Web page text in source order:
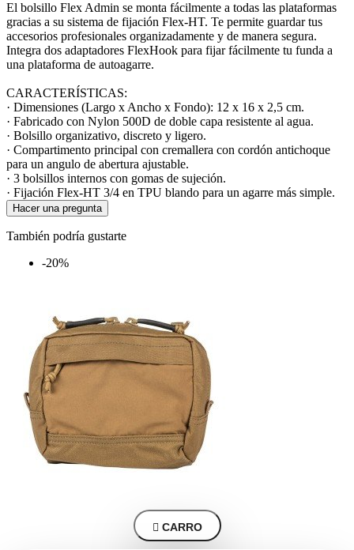
El bolsillo Flex Admin se monta fácilmente a todas las plataformas
gracias a su sistema de fijación Flex-HT. Te permite guardar tus
accesorios profesionales organizadamente y de manera segura.
Integra dos adaptadores FlexHook para fijar fácilmente tu funda a
una plataforma de autoagarre.
CARACTERÍSTICAS:
· Dimensiones (Largo x Ancho x Fondo): 12 x 16 x 2,5 cm.
· Fabricado con Nylon 500D de doble capa resistente al agua.
· Bolsillo organizativo, discreto y ligero.
· Compartimento principal con cremallera con cordón antichoque
para un angulo de abertura ajustable.
· 3 bolsillos internos con gomas de sujeción.
· Fijación Flex-HT 3/4 en TPU blando para un agarre más simple.
Hacer una pregunta
También podría gustarte
-20%
 CARRO